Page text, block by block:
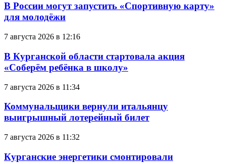
В России могут запустить «Спортивную карту»
для молодёжи
7 августа 2026 в 12:16
В Курганской области стартовала акция
«Соберём ребёнка в школу»
7 августа 2026 в 11:34
Коммунальщики вернули итальянцу
выигрышный лотерейный билет
7 августа 2026 в 11:32
Курганские энергетики смонтировали